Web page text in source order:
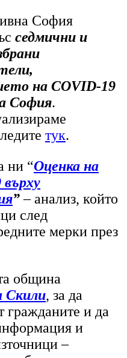
София
седмични и
на COVID-19
София.
тук.
ни “Оценка на
”– анализ, който
след
мерки през
община
Скили, за да
гражданите и да
и
–